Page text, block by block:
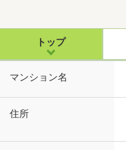
トップ
マンション名
住所